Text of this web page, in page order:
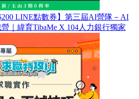
LINE點數券】第三屆AI營隊－AI
｜緯育TibaMe X 104人力銀行獨家